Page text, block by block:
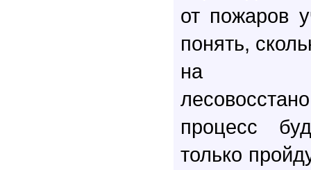
от пожаров
понять,
на
процесс
только